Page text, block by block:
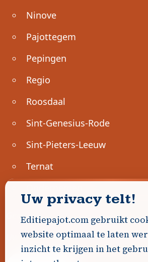
Ninove
Pajottegem
Pepingen
Regio
Roosdaal
Sint-Genesius-Rode
Sint-Pieters-Leeuw
Ternat
Geen advertenties gevonden.
Uw advertentie hier? Contacteer
Uw privacy telt!
Editiepajot.com gebruikt
website optimaal te laten
inzicht te krijgen in het